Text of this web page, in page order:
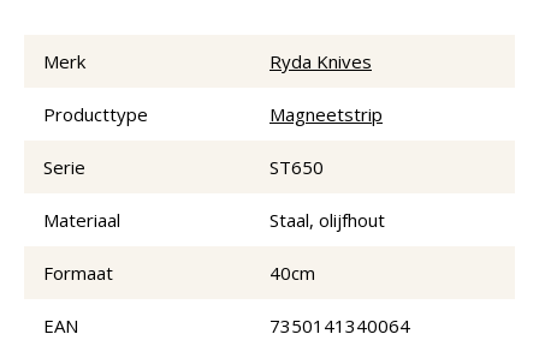
Merk Ryda Knives
Producttype Magneetstrip
Serie ST650
Materiaal Staal, olijfhout
Formaat 40cm
EAN 7350141340064